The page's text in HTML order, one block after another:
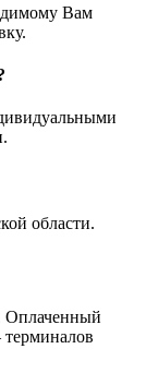
Вам
области.
Оплаченный